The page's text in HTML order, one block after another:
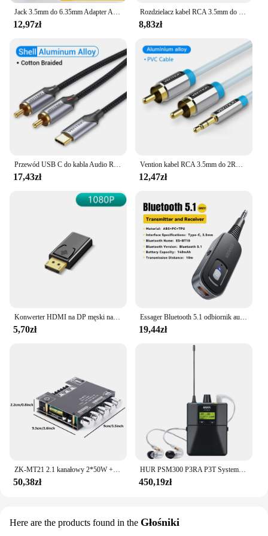
Jack 3.5mm do 6.35mm Adapter Audio kabel do głośnika wzmacniacz miksujący pozłacany 6.5mm 3.5 Jack męski Splitter AUX kabel Audio
12,97zł
Rozdzielacz kabel RCA 3.5mm do 2RCA złącze RCA kabel 3.5 kabel Audio RCA do kina domowego ze wzmacniaczem smartfona przewód AUX RCA
8,83zł
Przewód USB C do kabla Audio RCA typ C do 2 kabla RCA do wzmacniacza głośnikowego Huawei Xiaomi Laptop 1m 2m 3m USB C Splitter RCA Y
17,43zł
Vention kabel RCA 3.5mm do 2RCA Splitter złącze RCA 3.5 kabel kabel Audio RCA do wzmacniacza Smartphone zestaw kina domowego przewód AUX RCA
12,47zł
Konwerter HDMI na DP męski na żeński Port wyświetlacza 4K na adapter zgodny z HDMI Kabel audio HD do projektora PC TV Laptop
5,70zł
Essager Bluetooth 5.1 odbiornik audio nadajnik 3.5MM 3.5 AUX z mikrofonem muzyka stereo bezprzewodowy Adapter do głośników samochodowych PC TV
19,44zł
ZK-MT21 2.1 kanałowy 2*50W + 100W cyfrowa płyta wzmacniacza mocy Audio Stereo BT5.0 Bass AMP AUX 12/24V CS8673E
50,38zł
HUR PSM300 P3RA P3T System monitorowania dousznego profesjonalny system bezprzewodowy dla zespołów 100mW 24-bitowy cyfrowy procesor DSP Audio
450,19zł
Here are the products found in the Głośniki